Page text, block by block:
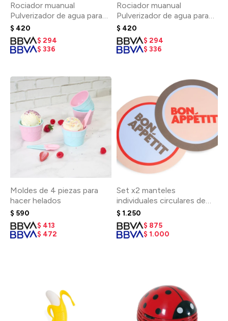
Rociador muanual
Pulverizador de agua para
plantas - Rosa
$ 420
$ 294
$ 336
Rociador muanual
Pulverizador de agua para
plantas - Verde
$ 420
$ 294
$ 336
Moldes de 4 piezas para
hacer helados
$ 590
$ 413
$ 472
Set x2 manteles
individuales circulares de
PVC Bon Appetit
$ 1.250
$ 875
$ 1.000